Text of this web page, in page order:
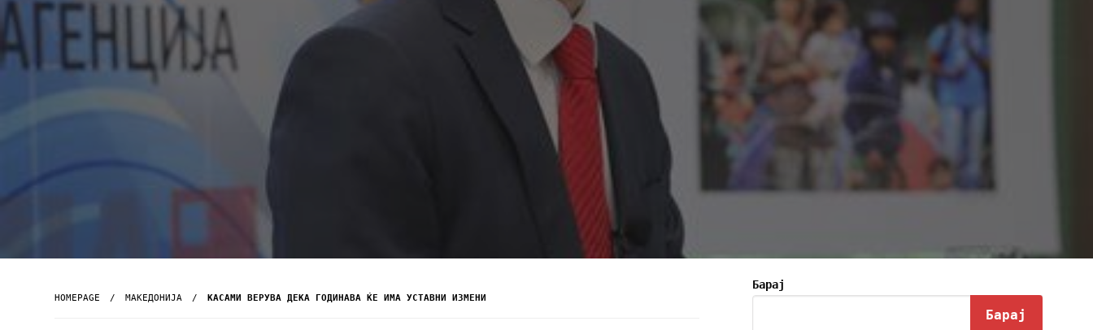
HOMEPAGE МАКЕДОНИЈА КАСАМИ ВЕРУВА ДЕКА ГОДИНАВА ЌЕ ИМА УСТАВНИ ИЗМЕНИ
Барај
Барај